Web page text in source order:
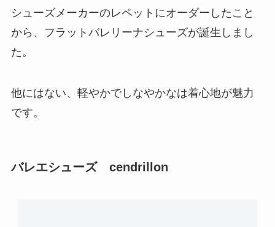
シューズメーカーのレペットにオーダーしたこと
から、フラットバレリーナシューズが誕生しまし
た。
他にはない、軽やかでしなやかなは着心地が魅力
です。
バレエシューズ cendrillon